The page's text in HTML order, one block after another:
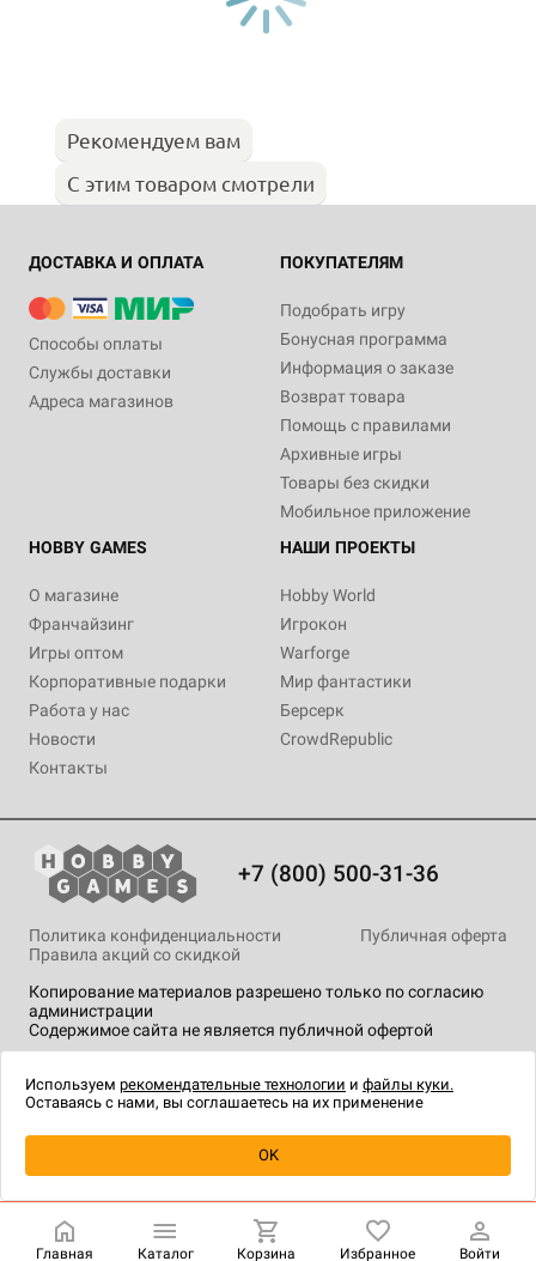
Уведомить о наличии
Рекомендуем вам
С этим товаром смотрели
ДОСТАВКА И ОПЛАТА
Способы оплаты
Службы доставки
Адреса магазинов
ПОКУПАТЕЛЯМ
Подобрать игру
Бонусная программа
Информация о заказе
Возврат товара
Помощь с правилами
Архивные игры
Товары без скидки
Мобильное приложение
HOBBY GAMES
О магазине
Франчайзинг
Игры оптом
Корпоративные подарки
Работа у нас
Новости
Контакты
НАШИ ПРОЕКТЫ
Hobby World
Игрокон
Warforge
Мир фантастики
Берсерк
CrowdRepublic
+7 (800) 500-31-36
Копирование материалов разрешено только по согласию
администрации
Содержимое сайта не является публичной офертой
Политика конфиденциальности
Публичная оферта
Правила акций со скидкой
технологии.
Главная Каталог Корзина Избранное Войти
Используем рекомендательные технологии и файлы куки.
Оставаясь с нами, вы соглашаетесь на их применение
OK